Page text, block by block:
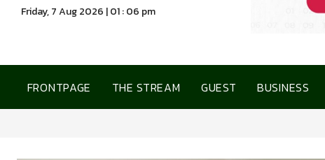
Friday, 7 Aug 2026 | 01 : 06 pm
FRONTPAGE THE STREAM GUEST BUSINESS
การเคหะแห่งชาติ เปิดบ้า